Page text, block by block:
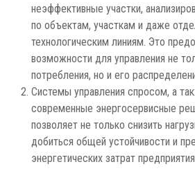
неэффективные участки,
по объектам, участкам и даже
технологическим линиям. Это
возможности для управления не
потребления, но и его
Системы управления спросом, а
современные энергосервисные
позволяет не только снизить
добиться общей устойчивости и
энергетических затрат